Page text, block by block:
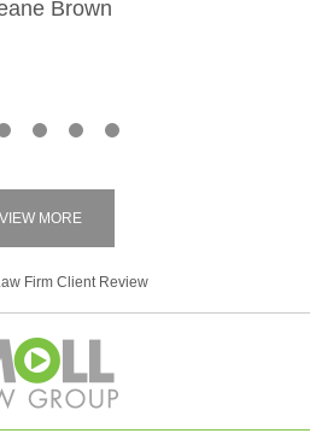
Brown
VIEW MORE
Firm Client Review